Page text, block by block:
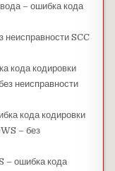
– ошибка кода
SCC
кода кодировки
неисправности
кода кодировки
– без
– ошибка кода